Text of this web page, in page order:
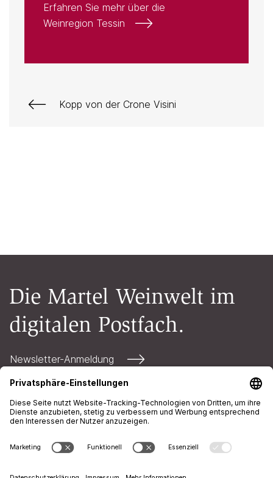
Erfahren Sie mehr über die
Weinregion Tessin
Kopp von der Crone Visini
Die Martel Weinwelt im
digitalen Postfach.
Newsletter-Anmeldung
Kontakt
AGB